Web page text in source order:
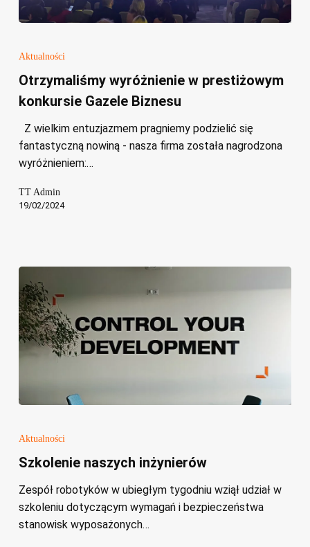
prestiżowym
konkursie
Biznesu
Aktualności
Otrzymaliśmy wyróżnienie w prestiżowym
konkursie Gazele Biznesu
Z wielkim entuzjazmem pragniemy podzielić się
fantastyczną nowiną - nasza firma została nagrodzona
wyróżnieniem:…
TT Admin
19/02/2024
Aktualności
Szkolenie naszych inżynierów
Zespół robotyków w ubiegłym tygodniu wziął udział w
szkoleniu dotyczącym wymagań i bezpieczeństwa
stanowisk wyposażonych…